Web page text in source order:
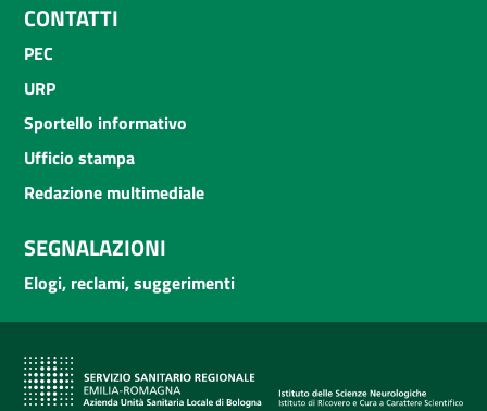
CONTATTI
PEC
URP
Sportello informativo
Ufficio stampa
Redazione multimediale
SEGNALAZIONI
Elogi, reclami, suggerimenti